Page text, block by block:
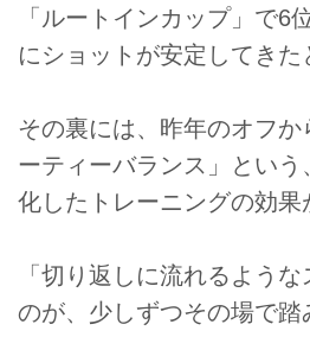
「ルートインカップ」で6
にショットが安定してきた
その裏には、昨年のオフか
ーティーバランス」とい
化したトレーニングの効果
「切り返しに流れるよう
のが、少しずつその場で踏